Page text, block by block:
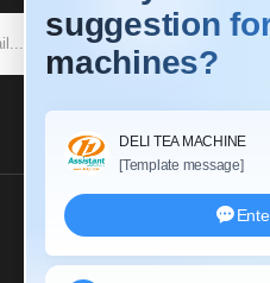
Envie-Nos